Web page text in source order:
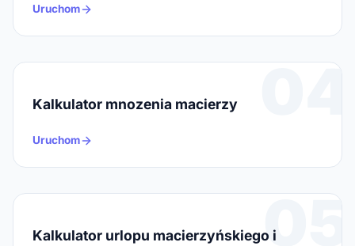
Uruchom
04
Kalkulator mnozenia macierzy
Uruchom
05
Kalkulator urlopu macierzyńskiego i